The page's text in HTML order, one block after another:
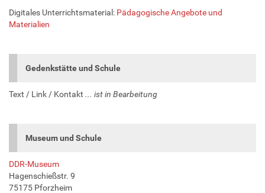
Digitales Unterrichtsmaterial: Pädagogische Angebote und
Materialien
Gedenkstätte und Schule
Text / Link / Kontakt ... ist in Bearbeitung
Museum und Schule
DDR-Museum
Hagenschießstr. 9
75175 Pforzheim